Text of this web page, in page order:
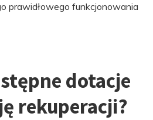
prawidłowego funkcjonowania
dotacje
rekuperacji?